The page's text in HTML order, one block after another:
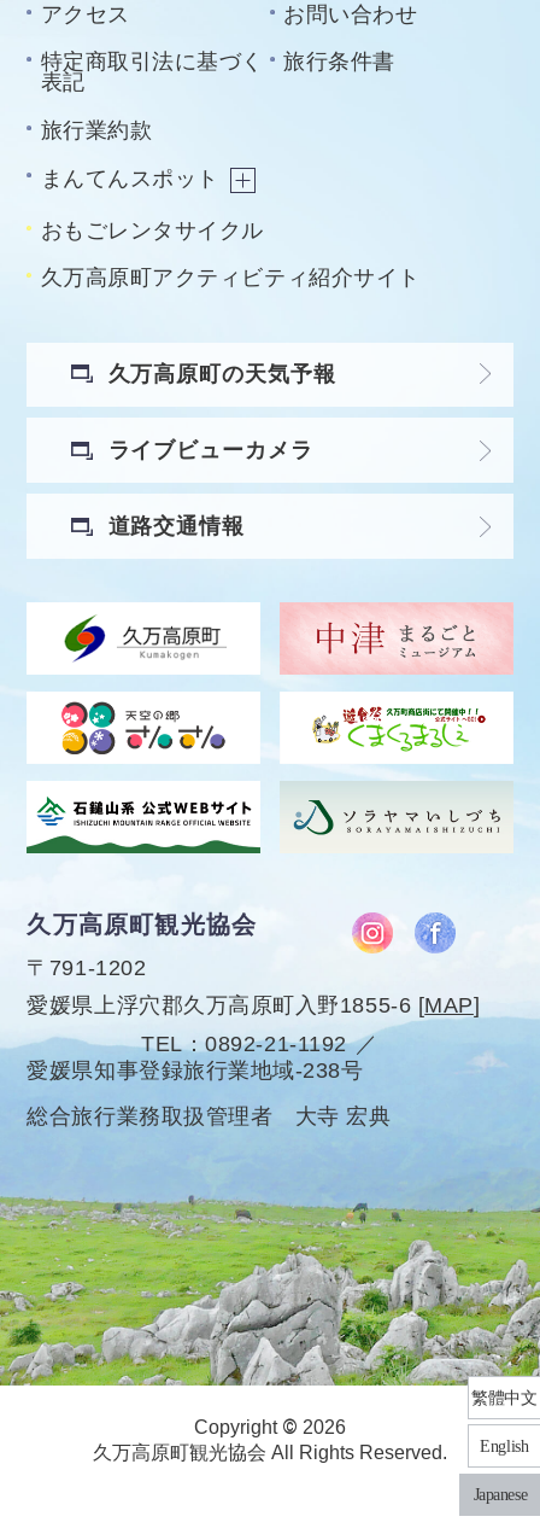
繁體中文
English
Japanese
アクセス
お問い合わせ
特定商取引法に基づく
表記
旅行条件書
旅行業約款
まんてんスポット
おもごレンタサイクル
久万高原町アクティビティ紹介サイト
久万高原町の天気予報
ライブビューカメラ
道路交通情報
久万高原町観光協会
〒791-1202
愛媛県上浮穴郡久万高原町入野1855-6 [MAP]
TEL
0892-21-1192
愛媛県知事登録旅行業地域-238号
総合旅行業務取扱管理者 大寺 宏典
Copyright © 2026
久万高原町観光協会 All Rights Reserved.